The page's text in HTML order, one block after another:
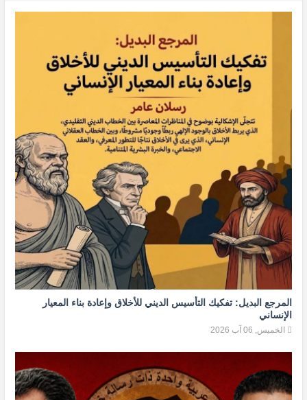
المرجع البديل: تفكيك التأسيس الديني للأخلاق وإعادة بناء المعيار
الإنساني
الخميس, 06 آب 2026